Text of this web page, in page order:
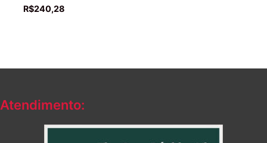
R$240,28
Atendimento: